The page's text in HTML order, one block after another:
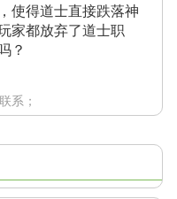
使得道士直接跌落神
家都放弃了道士职
？
系；